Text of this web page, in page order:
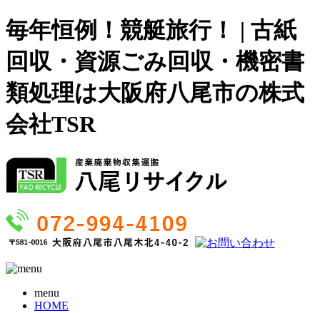
毎年恒例！競艇旅行！ | 古紙
回収・資源ごみ回収・機密書
類処理は大阪府八尾市の株式
会社TSR
menu
HOME